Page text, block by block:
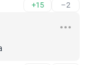
+15 –2